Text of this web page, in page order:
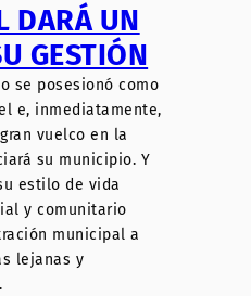
DARÁ UN
GESTIÓN
se posesionó como
e, inmediatamente,
vuelco en la
su municipio. Y
estilo de vida
y comunitario
municipal a
lejanas y